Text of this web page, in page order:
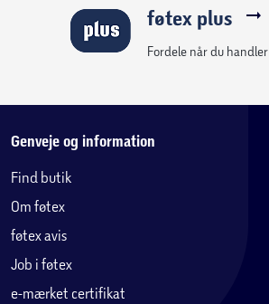
føtex plus
Fordele når du handler
Genveje og information
Find butik
Om føtex
føtex avis
Job i føtex
e-mærket certifikat